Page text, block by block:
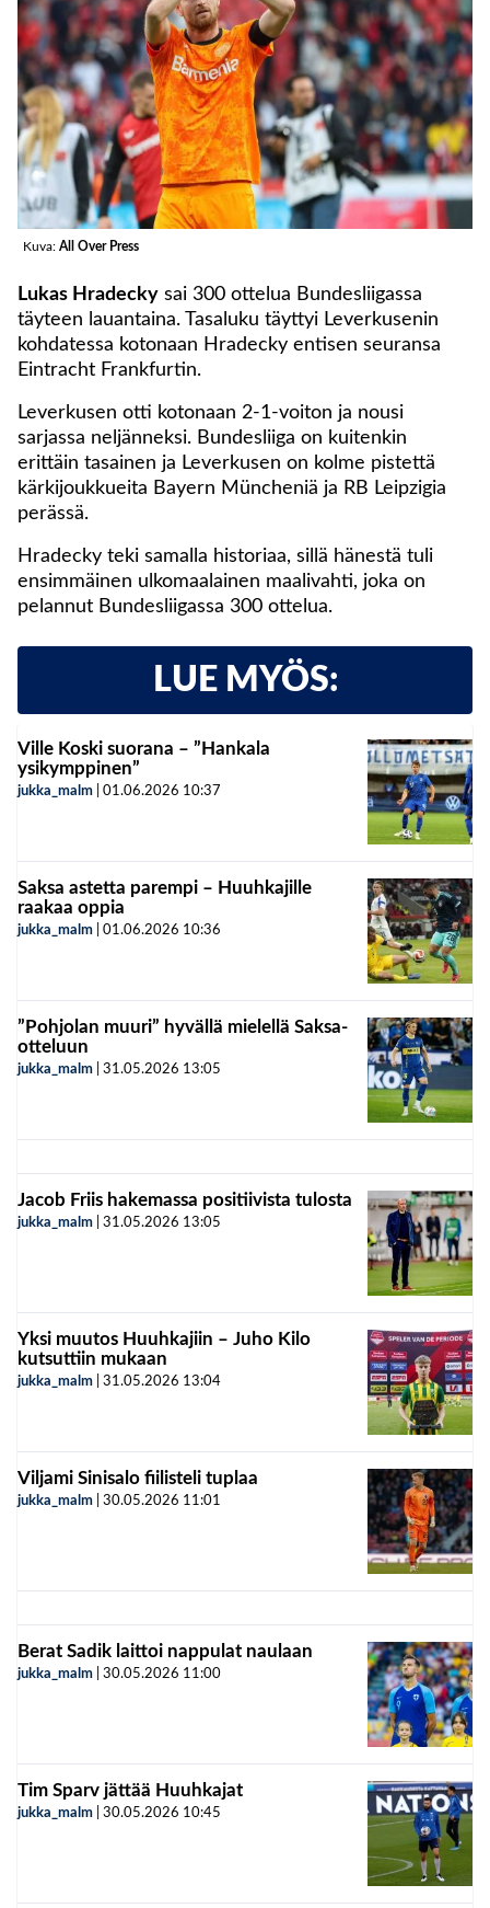
Kuva: All Over Press
Lukas Hradecky sai 300 ottelua Bundesliigassa
täyteen lauantaina. Tasaluku täyttyi Leverkusenin
kohdatessa kotonaan Hradecky entisen seuransa
Eintracht Frankfurtin.
Leverkusen otti kotonaan 2-1-voiton ja nousi
sarjassa neljänneksi. Bundesliiga on kuitenkin
erittäin tasainen ja Leverkusen on kolme pistettä
kärkijoukkueita Bayern Müncheniä ja RB Leipzigia
perässä.
Hradecky teki samalla historiaa, sillä hänestä tuli
ensimmäinen ulkomaalainen maalivahti, joka on
pelannut Bundesliigassa 300 ottelua.
LUE MYÖS:
Ville Koski suorana – ”Hankala
ysikymppinen”
jukka_malm 01.06.2026 10:37
Saksa astetta parempi – Huuhkajille
raakaa oppia
jukka_malm 01.06.2026 10:36
”Pohjolan muuri” hyvällä mielellä Saksa-
otteluun
jukka_malm 31.05.2026 13:05
Jacob Friis hakemassa positiivista tulosta
jukka_malm 31.05.2026 13:05
Yksi muutos Huuhkajiin – Juho Kilo
kutsuttiin mukaan
jukka_malm 31.05.2026 13:04
Viljami Sinisalo fiilisteli tuplaa
jukka_malm 30.05.2026 11:01
Berat Sadik laittoi nappulat naulaan
jukka_malm 30.05.2026 11:00
Tim Sparv jättää Huuhkajat
jukka_malm 30.05.2026 10:45